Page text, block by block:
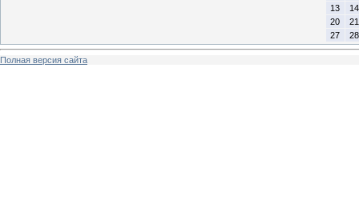
13
14
20
21
27
28
Полная версия сайта